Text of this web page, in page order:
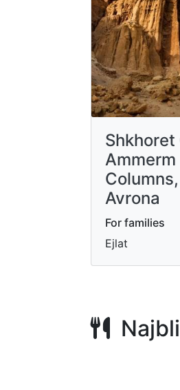
Shkhoret
Ammerm
Avrona
For families
Ejlat